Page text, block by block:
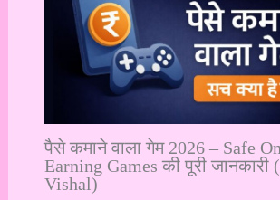
पैसे कमाने वाला गेम 2026 – Safe
Earning Games की पूरी जानकारी
Vishal)